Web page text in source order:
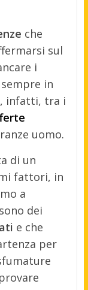
che
sul
i
in
infatti, tra i
uomo.
di un
fattori, in
a
dei
e che
per